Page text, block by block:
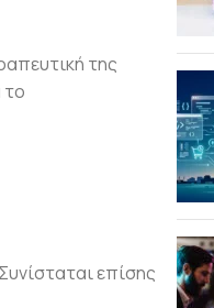
της
το
επίσης